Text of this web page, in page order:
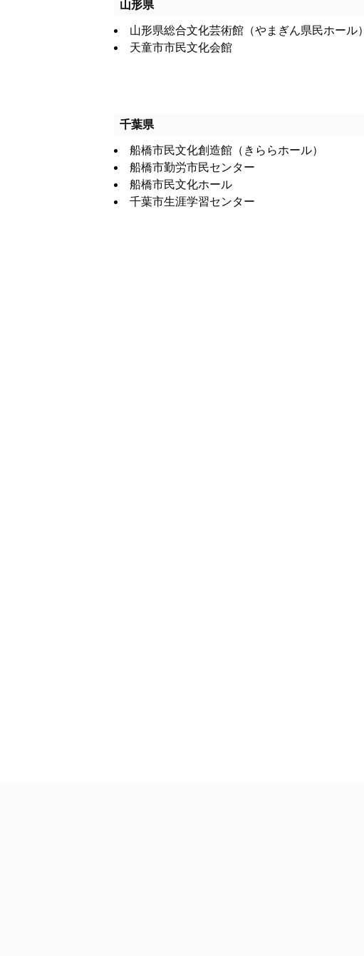
山形県
山形県総合文化芸術館（やまぎん県民ホール）
天童市市民文化会館
千葉県
船橋市民文化創造館（きららホール）
船橋市勤労市民センター
船橋市民文化ホール
千葉市生涯学習センター